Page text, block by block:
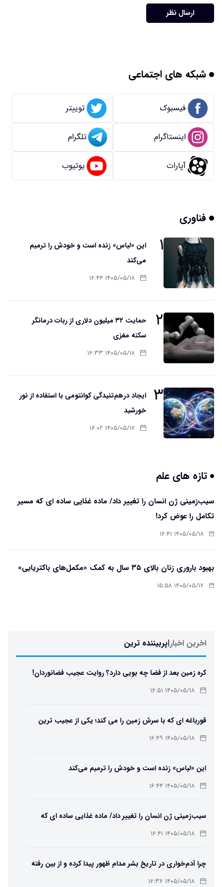
ارسال نظر
شبکه های اجتماعی
فیسبوک توییتر
اینستاگرام تلگرام
آپارات یوتیوب
فناوری
۱
این «لباس» زنده است و خودش را ترمیم
می‌کند
۱۴۰۵/۰۵/۱۸ ۱۶:۴۴
۲
حمایت ۳۲ میلیون دلاری از ربات درمانگر
سکته مغزی
۱۴۰۵/۰۵/۱۸ ۱۶:۳۳
۳
ایجاد درهم‌تنیدگی کوانتومی با استفاده از نور
خورشید
۱۴۰۵/۰۵/۱۷ ۱۶:۰۲
تازه های علم
سیب‌زمینی ژن انسان را تغییر داد/ ماده غذایی ساده ای که مسیر
تکامل را عوض کرد!
۱۴۰۵/۰۵/۱۸ ۱۶:۴۱
بهبود باروری زنان بالای ۳۵ سال به کمک «مکمل‌های باکتریایی»
۱۴۰۵/۰۵/۱۷ ۱۵:۵۸
اخرین اخبار|پربیننده ترین
کره زمین بعد از فضا چه بویی دارد؟ روایت عجیب فضانوردان!
۱۴۰۵/۰۵/۱۸ ۱۶:۵۱
قورباغه ای که با سرش زمین را می کند؛ یکی از عجیب ترین
دوزیستان جهان
۱۴۰۵/۰۵/۱۸ ۱۶:۴۹
این «لباس» زنده است و خودش را ترمیم می‌کند
۱۴۰۵/۰۵/۱۸ ۱۶:۴۴
سیب‌زمینی ژن انسان را تغییر داد/ ماده غذایی ساده ای که
مسیر تکامل را عوض کرد!
۱۴۰۵/۰۵/۱۸ ۱۶:۴۱
چرا آدم‌خواری در تاریخ بشر مدام ظهور پیدا کرده و از بین رفته
است؟۱۴۰۵/۰۵/۱۸ ۱۶:۳۶